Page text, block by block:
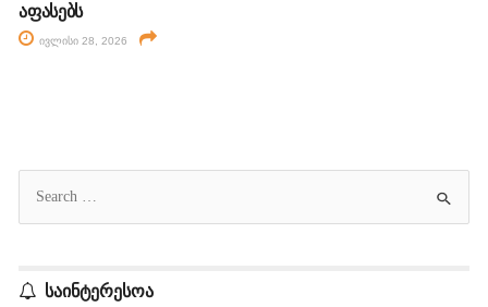
აფასებს
ივლისი 28, 2026
საინტერესოა